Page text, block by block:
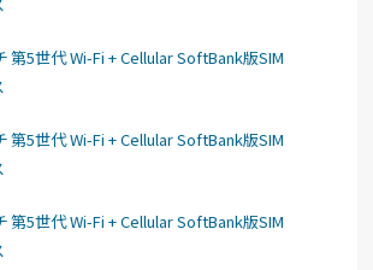
第5世代 Wi-Fi + Cellular SoftBank版SIM
第5世代 Wi-Fi + Cellular SoftBank版SIM
第5世代 Wi-Fi + Cellular SoftBank版SIM